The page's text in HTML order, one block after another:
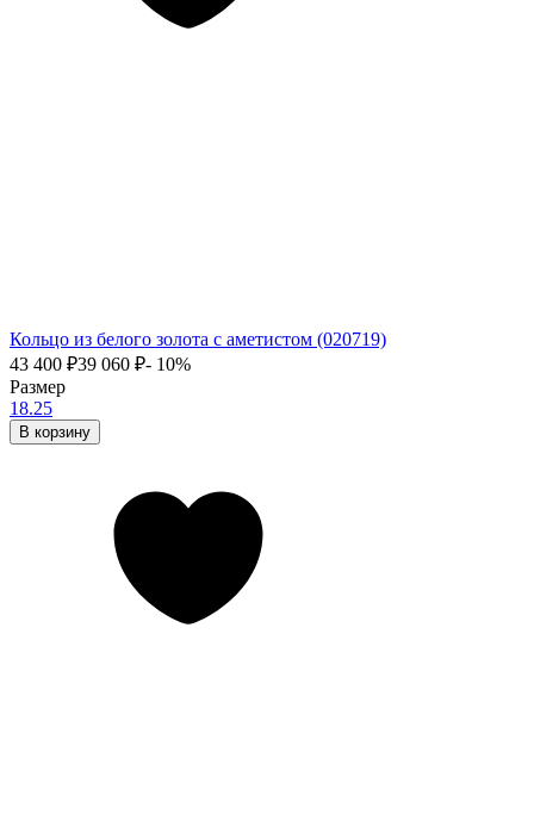
Кольцо из белого золота с аметистом (020719)
43 400 ₽39 060 ₽- 10%
Размер
18.25
В корзину